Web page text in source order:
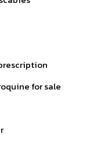
for sale